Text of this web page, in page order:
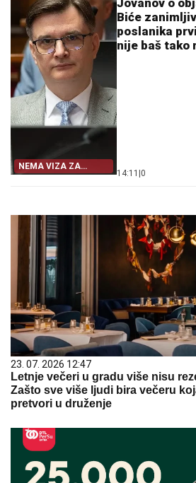
NEMA VIZA ZA
KRITIČARE IZRAELA
Jovanov o
Biće
poslanika
nije baš tako
14:11 0
23. 07. 2026 12:47
Letnje večeri u gradu više nisu
Zašto sve više ljudi bira večeru
pretvori u druženje